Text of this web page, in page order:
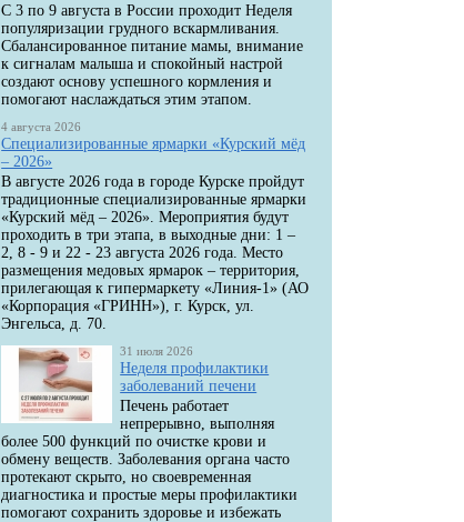
С 3 по 9 августа в России проходит Неделя
популяризации грудного вскармливания.
Сбалансированное питание мамы, внимание
к сигналам малыша и спокойный настрой
создают основу успешного кормления и
помогают наслаждаться этим этапом.
4 августа 2026
Специализированные ярмарки «Курский мёд
– 2026»
В августе 2026 года в городе Курске пройдут
традиционные специализированные ярмарки
«Курский мёд – 2026». Мероприятия будут
проходить в три этапа, в выходные дни: 1 –
2, 8 - 9 и 22 - 23 августа 2026 года. Место
размещения медовых ярмарок – территория,
прилегающая к гипермаркету «Линия-1» (АО
«Корпорация «ГРИНН»), г. Курск, ул.
Энгельса, д. 70.
31 июля 2026
Неделя профилактики
заболеваний печени
Печень работает
непрерывно, выполняя
более 500 функций по очистке крови и
обмену веществ. Заболевания органа часто
протекают скрыто, но своевременная
диагностика и простые меры профилактики
помогают сохранить здоровье и избежать